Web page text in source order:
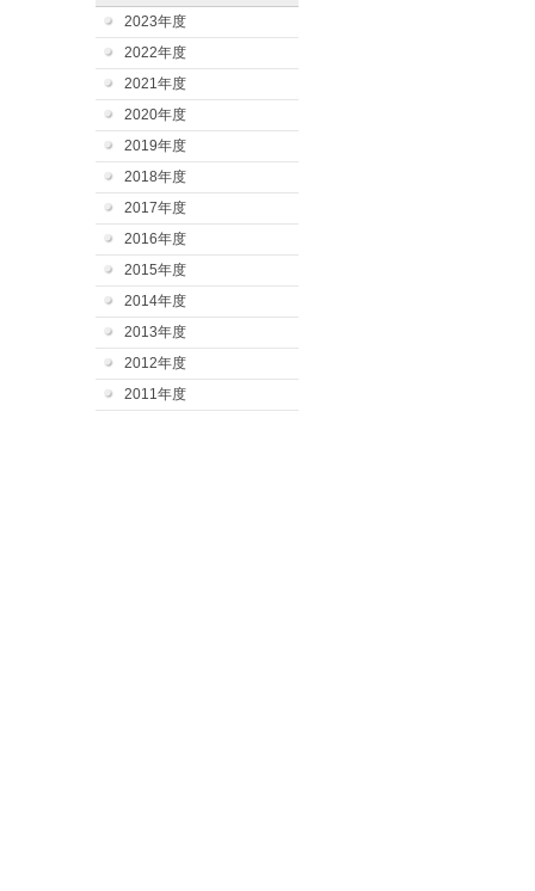
2023年度
2022年度
2021年度
2020年度
2019年度
2018年度
2017年度
2016年度
2015年度
2014年度
2013年度
2012年度
2011年度